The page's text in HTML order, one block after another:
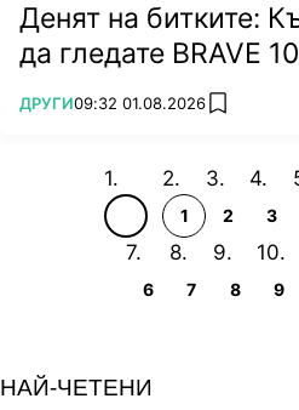
Денят на битките:
да гледате BRAVE
ПОВЕЧЕ ОТ
ДРУГИ09:32 01.08.2026 add
1 2 3
6 7 8 9
НАЙ-ЧЕТЕНИ